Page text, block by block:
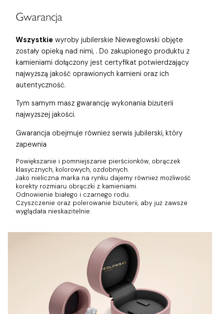
Gwarancja
Wszystkie wyroby jubilerskie Nieweglowski objęte
zostały opieką nad nimi, . Do zakupionego produktu z
kamieniami dołączony jest certyfikat potwierdzający
najwyższą jakość oprawionych kamieni oraz ich
autentyczność.
Tym samym masz gwarancję wykonania biżuterii
najwyższej jakości.
Gwarancja obejmuje również serwis jubilerski, który
zapewnia
Powiększanie i pomniejszanie pierścionków, obrączek
klasycznych, kolorowych, ozdobnych.
Jako nieliczna marka na rynku dajemy również możliwość
korekty rozmiaru obrączki z kamieniami.
Odnowienie białego i czarnego rodu.
Czyszczenie oraz polerowanie biżuterii, aby już zawsze
wyglądała nieskazitelnie.